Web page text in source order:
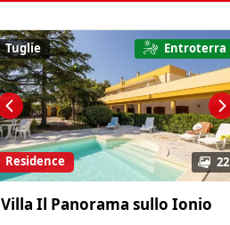
22
Tuglie Entroterra
Residence
Villa Il Panorama sullo Ionio